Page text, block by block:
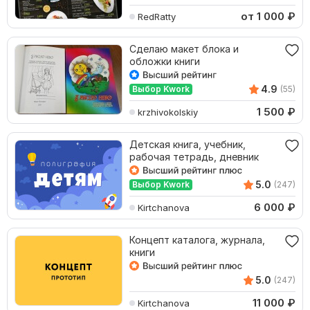
RedRatty от 1 000 ₽
Сделаю макет блока и
обложки книги
Выбор Kwork 4.9 (55)
krzhivokolskiy 1 500 ₽
Детская книга, учебник,
рабочая тетрадь, дневник
Выбор Kwork 5.0 (247)
Kirtchanova 6 000 ₽
Концепт каталога, журнала,
книги
5.0 (247)
Kirtchanova 11 000 ₽